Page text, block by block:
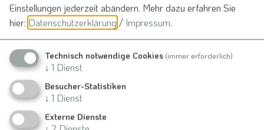
Raitenbuch
13.09.26
Abend der Musik im musikantenfreundlichen Wirtshaus
Raitenbuch
Vortrags- und Informationsveranstaltungen
Einstellungen jederzeit abändern. Mehr dazu erfahren Sie
hier: Datenschutzerklärung/ Impressum.
Technisch notwendige Cookies (immer erforderlich)
↓ 1 Dienst
Besucher-Statistiken
↓ 1 Dienst
Externe Dienste